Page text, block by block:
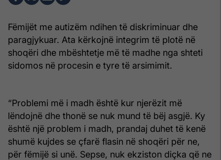
Fëmijët me autizëm ndihen të diskriminuar dhe
paragjykuar. Ata kërkojnë integrim të plotë në
shoqëri dhe mbështetje më të madhe nga shteti
sidomos në procesin e tyre të arsimimit.
“Problemi më i madh është kur njerëzit më
lëndojnë dhe thonë se nuk mund të bëj asgjë. Ky
është një problem i madh, prandaj duhet të kenë
shumë kujdes se çfarë flasin në shoqëri për ne,
për fëmijë si unë. Sepse, nuk ekziston diçka që ne